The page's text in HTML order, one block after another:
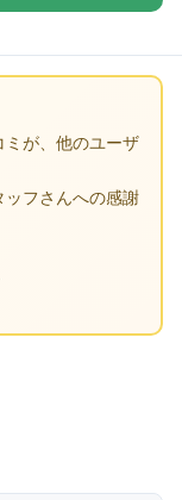
が、他のユーザ
ッフさんへの感謝